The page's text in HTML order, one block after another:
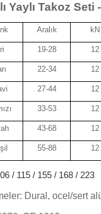
Yaylı Takoz Seti
Aralık kN
19-28 12
22-34 12
27-44 12
33-53 12
43-68 12
55-88 12
/ 115 / 155 / 168 / 223
Dural, ocel/sert